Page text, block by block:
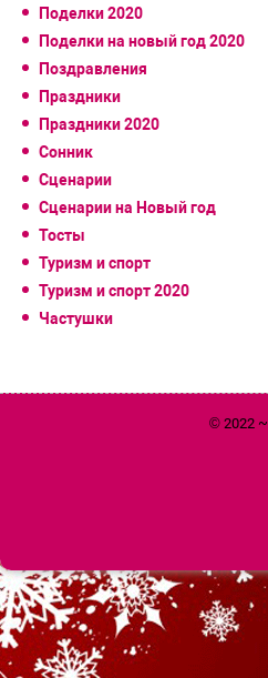
Поделки 2020
Поделки на новый год 2020
Поздравления
Праздники
Праздники 2020
Сонник
Сценарии
Сценарии на Новый год
Тосты
Туризм и спорт
Туризм и спорт 2020
Частушки
© 2022 ~